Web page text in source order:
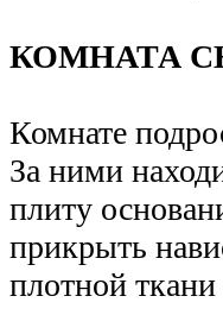
КОМНАТА
Комнате
За ними
плиту
прикрыть
плотной